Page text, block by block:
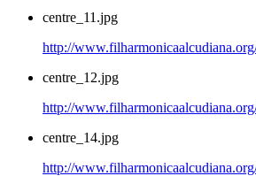
centre_11.jpg
http://
centre_12.jpg
http://
centre_14.jpg
http://